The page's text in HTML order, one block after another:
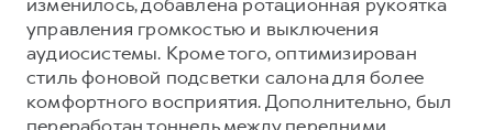
управления громкостью и выключения
аудиосистемы. Кроме того, оптимизирован
стиль фоновой подсветки салона для более
комфортного восприятия. Дополнительно, был